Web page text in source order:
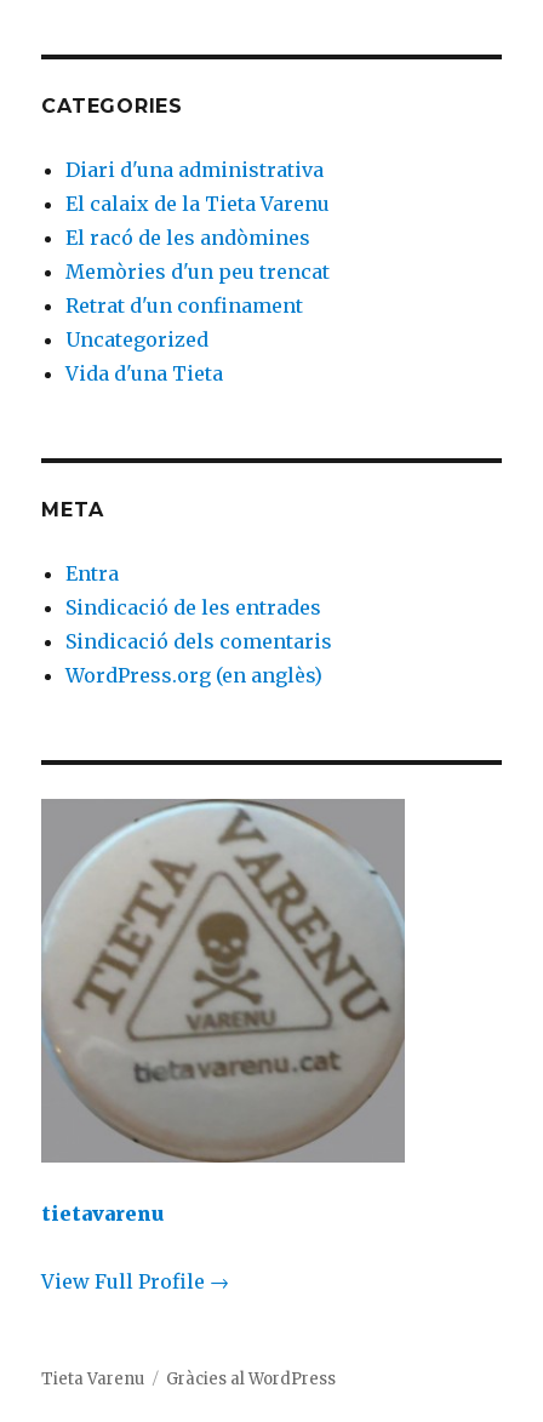
CATEGORIES
Diari d'una administrativa
El calaix de la Tieta Varenu
El racó de les andòmines
Memòries d'un peu trencat
Retrat d'un confinament
Uncategorized
Vida d'una Tieta
META
Entra
Sindicació de les entrades
Sindicació dels comentaris
WordPress.org (en anglès)
tietavarenu
View Full Profile →
Tieta Varenu Gràcies al WordPress